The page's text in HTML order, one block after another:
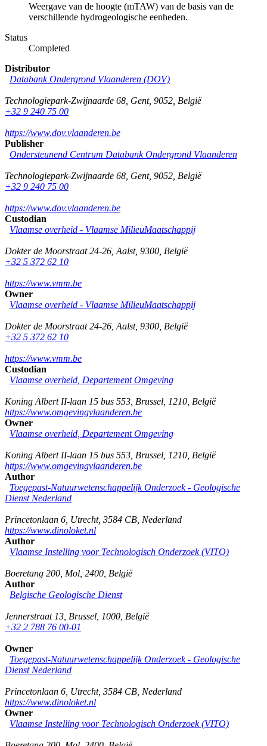
Weergave van de hoogte (mTAW) van de basis van de
verschillende hydrogeologische eenheden.
Status
Completed
Distributor
Databank Ondergrond Vlaanderen (DOV)
Technologiepark-Zwijnaarde 68 Gent, 9052 België
+32 9 240 75 00
https://www.dov.vlaanderen.be
Publisher
Ondersteunend Centrum Databank Ondergrond Vlaanderen
Technologiepark-Zwijnaarde 68 Gent, 9052 België
+32 9 240 75 00
https://www.dov.vlaanderen.be
Custodian
Vlaamse overheid - Vlaamse MilieuMaatschappij
Dokter de Moorstraat 24-26 Aalst, 9300 België
+32 5 372 62 10
https://www.vmm.be
Owner
Vlaamse overheid - Vlaamse MilieuMaatschappij
Dokter de Moorstraat 24-26 Aalst, 9300 België
+32 5 372 62 10
https://www.vmm.be
Custodian
Vlaamse overheid, Departement Omgeving
Koning Albert II-laan 15 bus 553 Brussel 1210 België
https://www.omgevingvlaanderen.be
Owner
Vlaamse overheid, Departement Omgeving
Koning Albert II-laan 15 bus 553 Brussel 1210 België
https://www.omgevingvlaanderen.be
Author
Toegepast-Natuurwetenschappelijk Onderzoek - Geologische
Dienst Nederland
Princetonlaan 6 Utrecht, 3584 CB Nederland
https://www.dinoloket.nl
Author
Vlaamse Instelling voor Technologisch Onderzoek (VITO)
Boeretang 200 Mol 2400 België
Author
Belgische Geologische Dienst
Jennerstraat 13 Brussel 1000 België
+32 2 788 76 00-01
Owner
Toegepast-Natuurwetenschappelijk Onderzoek - Geologische
Dienst Nederland
Princetonlaan 6 Utrecht, 3584 CB Nederland
https://www.dinoloket.nl
Owner
Vlaamse Instelling voor Technologisch Onderzoek (VITO)